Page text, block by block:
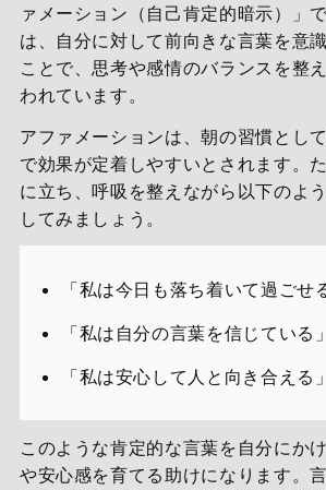
ァメーション（自己肯定的暗示）」
は、自分に対して前向きな言葉を意
ことで、思考や感情のバランスを整
われています。
アファメーションは、朝の習慣とし
で効果が定着しやすいとされます。
に立ち、呼吸を整えながら以下のよ
してみましょう。
「私は今日も落ち着いて過ごせ
「私は自分の言葉を信じている」
「私は安心して人と向き合える」
このような肯定的な言葉を自分にか
や安心感を育てる助けになります。